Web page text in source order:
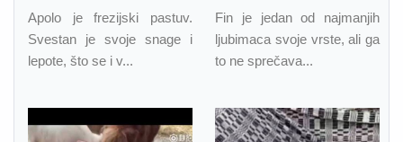
Apolo je frezijski pastuv.
Svestan je svoje snage i
lepote, što se i v...
Fin je jedan od najmanjih
ljubimaca svoje vrste, ali ga
to ne sprečava...